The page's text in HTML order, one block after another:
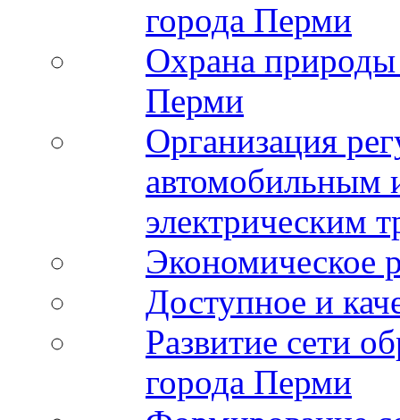
города Перми
Охрана природы
Перми
Организация
автомобильным
электрическим
Экономическое
Доступное и
Развитие сети
города Перми